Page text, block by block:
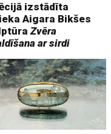
izstādīta
Aigara Bikšes
Zvēra
ar sirdi